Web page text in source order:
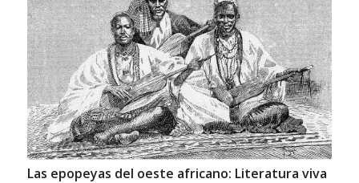
Las epopeyas del oeste africano: Literatura viva